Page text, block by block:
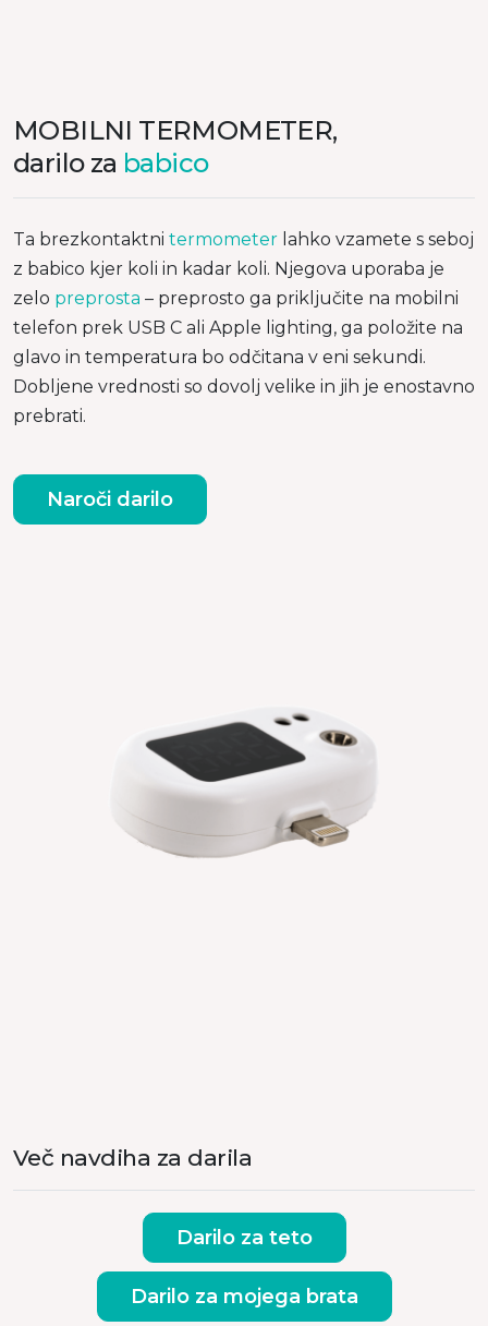
MOBILNI TERMOMETER,
darilo za babico
Ta brezkontaktni termometer lahko vzamete s seboj
z babico kjer koli in kadar koli. Njegova uporaba je
zelo preprosta – preprosto ga priključite na mobilni
telefon prek USB C ali Apple lighting, ga položite na
glavo in temperatura bo odčitana v eni sekundi.
Dobljene vrednosti so dovolj velike in jih je enostavno
prebrati.
Naroči darilo
Več navdiha za darila
Darilo za teto
Darilo za mojega brata